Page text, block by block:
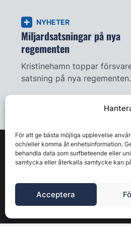
För att ge bästa möjliga upplevelse
och/eller komma åt enhetsinformation.
behandla data som surfbeteende eller
samtycka eller återkalla samtycke kan
Acceptera
NYHETER
Miljardsatsningar på nya
regementen
Kristinehamn toppar
satsning på nya regementen.